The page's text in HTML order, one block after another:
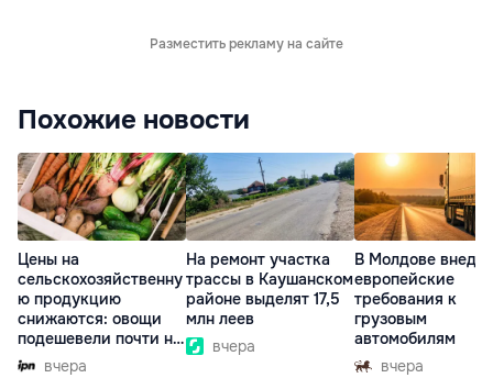
Разместить рекламу на сайте
Похожие новости
Цены на
сельскохозяйственну
ю продукцию
снижаются: овощи
подешевели почти на
30%вчера
На ремонт участка
трассы в Каушанском
районе выделят 17,5
млн леев
вчера
В Молдове
европейские
требования к
грузовым
автомобилям
вчера